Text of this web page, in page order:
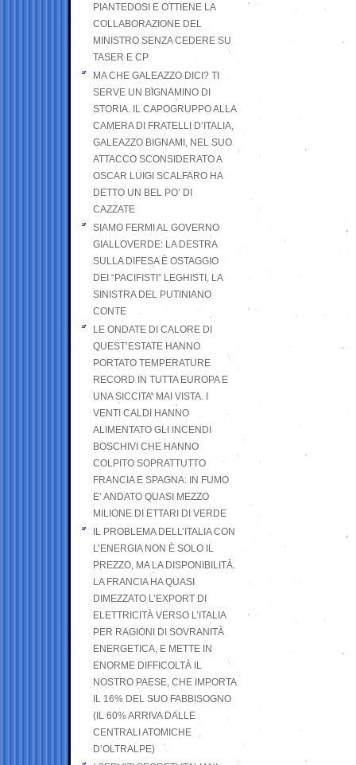
PIANTEDOSI E OTTIENE LA
COLLABORAZIONE DEL
MINISTRO SENZA CEDERE SU
TASER E CP
MA CHE GALEAZZO DICI? TI
SERVE UN BIGNAMINO DI
STORIA. IL CAPOGRUPPO ALLA
CAMERA DI FRATELLI D’ITALIA,
GALEAZZO BIGNAMI, NEL SUO
ATTACCO SCONSIDERATO A
OSCAR LUIGI SCALFARO HA
DETTO UN BEL PO’ DI
CAZZATE
SIAMO FERMI AL GOVERNO
GIALLOVERDE: LA DESTRA
SULLA DIFESA È OSTAGGIO
DEI “PACIFISTI” LEGHISTI, LA
SINISTRA DEL PUTINIANO
CONTE
LE ONDATE DI CALORE DI
QUEST’ESTATE HANNO
PORTATO TEMPERATURE
RECORD IN TUTTA EUROPA E
UNA SICCITA’ MAI VISTA. I
VENTI CALDI HANNO
ALIMENTATO GLI INCENDI
BOSCHIVI CHE HANNO
COLPITO SOPRATTUTTO
FRANCIA E SPAGNA: IN FUMO
E’ ANDATO QUASI MEZZO
MILIONE DI ETTARI DI VERDE
IL PROBLEMA DELL’ITALIA CON
L’ENERGIA NON È SOLO IL
PREZZO, MA LA DISPONIBILITÀ.
LA FRANCIA HA QUASI
DIMEZZATO L’EXPORT DI
ELETTRICITÀ VERSO L’ITALIA
PER RAGIONI DI SOVRANITÀ
ENERGETICA, E METTE IN
ENORME DIFFICOLTÀ IL
NOSTRO PAESE, CHE IMPORTA
IL 16% DEL SUO FABBISOGNO
(IL 60% ARRIVA DALLE
CENTRALI ATOMICHE
D’OLTRALPE)